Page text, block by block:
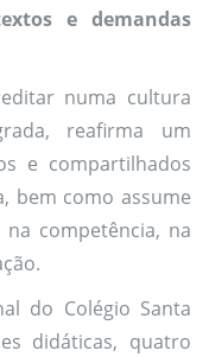
e demandas
numa cultura
reafirma um
e compartilhados
bem como assume
competência, na
do Colégio Santa
didáticas, quatro